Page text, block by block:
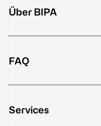
Über BIPA
FAQ
Services